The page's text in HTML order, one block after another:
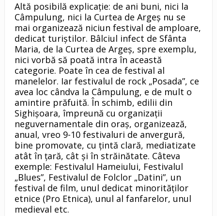
Altă posibilă explicaţie: de ani buni, nici la
Câmpulung, nici la Curtea de Argeş nu se
mai organizează niciun festival de amploare,
dedicat turiştilor. Bâlciul infect de Sfânta
Maria, de la Curtea de Argeş, spre exemplu,
nici vorbă să poată intra în această
categorie. Poate în cea de festival al
manelelor. Iar festivalul de rock „Posada”, ce
avea loc cândva la Câmpulung, e de mult o
amintire prăfuită. În schimb, edilii din
Sighişoara, împreună cu organizaţii
neguvernamentale din oraş, organizează,
anual, vreo 9-10 festivaluri de anvergură,
bine promovate, cu ţintă clară, mediatizate
atât în ţară, cât şi în străinătate. Câteva
exemple: Festivalul Hameiului, Festivalul
„Blues”, Festivalul de Folclor „Datini”, un
festival de film, unul dedicat minorităţilor
etnice (Pro Etnica), unul al fanfarelor, unul
medieval etc.